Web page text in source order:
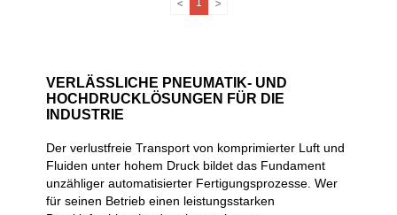
1
VERLÄSSLICHE PNEUMATIK- UND
HOCHDRUCKLÖSUNGEN FÜR DIE
INDUSTRIE
Der verlustfreie Transport von komprimierter Luft und
Fluiden unter hohem Druck bildet das Fundament
unzähliger automatisierter Fertigungsprozesse. Wer
für seinen Betrieb einen leistungsstarken